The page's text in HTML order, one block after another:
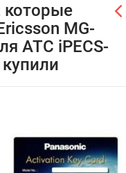
которые
MG-
АТС iPECS-